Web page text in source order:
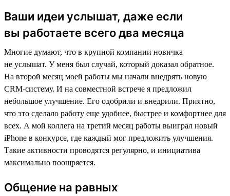
Ваши идеи услышат, даже если
вы работаете всего два месяца
Многие думают, что в крупной компании новичка
не услышат. У меня был случай, который доказал обратное.
На второй месяц моей работы мы начали внедрять новую
CRM-систему. И на совместной встрече я предложил
небольшое улучшение. Его одобрили и внедрили. Приятно,
что это сделало работу еще удобнее, быстрее и комфортнее для
всех. А мой коллега на третий месяц работы выиграл новый
iPhone в конкурсе, где каждый мог предложить улучшения.
Такие активности проводятся регулярно, и инициатива
максимально поощряется.
Общение на равных